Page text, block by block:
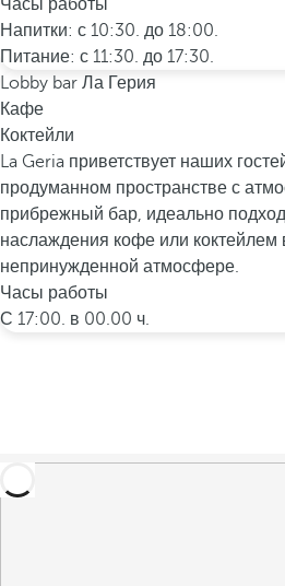
Часы работы
Напитки: с 10:30. до 18:00.
Питание: с 11:30. до 17:30.
Lobby bar Ла Герия
Кафе
Коктейли
La Geria приветствует наших
продуманном пространстве с
прибрежный бар, идеально
наслаждения кофе или коктейлем
непринужденной атмосфере.
Часы работы
С 17:00. в 00.00 ч.